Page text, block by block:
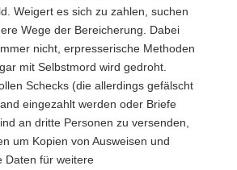
Weigert es sich zu zahlen, suchen
Wege der Bereicherung. Dabei
nicht, erpresserische Methoden
mit Selbstmord wird gedroht.
Schecks (die allerdings gefälscht
eingezahlt werden oder Briefe
an dritte Personen zu versenden,
um Kopien von Ausweisen und
Daten für weitere